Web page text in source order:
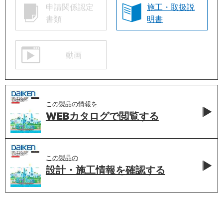
申請関係認定
書類
施工・取扱説
明書
動画
この製品の情報を
WEBカタログで閲覧する
この製品の
設計・施工情報を確認する